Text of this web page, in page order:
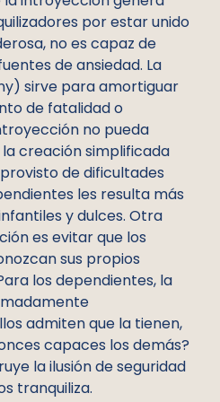
por estar unido
no es capaz de
de ansiedad. La
sirve para amortiguar
de fatalidad o
no pueda
creación simplificada
de dificultades
les resulta más
y dulces. Otra
es evitar que los
sus propios
los dependientes, la
admiten que la tienen,
capaces los demás?
la ilusión de seguridad
tranquiliza.